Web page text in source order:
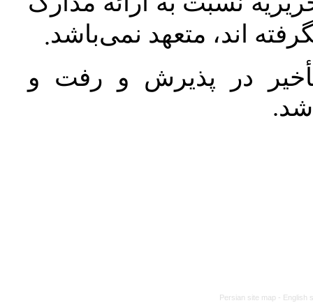
اند، متعهد نمی‌باشد.
در پذیرش و رفت و
شد.
Persian site map - English